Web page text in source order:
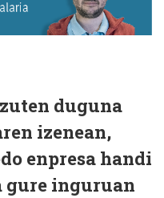
duguna
izenean,
enpresa handi
gure inguruan